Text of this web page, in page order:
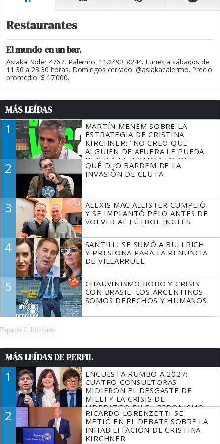
Restaurantes
El mundo en un bar.
Asiaka. Soler 4767, Palermo. 11.2492-8244. Lunes a sábados de
11.30 a 23.30 horas. Domingos cerrado. @asiakapalermo. Precio
promedio: $ 17.000.
MÁS LEÍDAS
1
MARTÍN MENEM SOBRE LA
ESTRATEGIA DE CRISTINA
KIRCHNER: "NO CREO QUE
ALGUIEN DE AFUERA LE PUEDA
DECIR A LA JUSTICIA LO QUE
TIENE QUE HACER"
2
QUÉ DIJO BARDEM DE LA
INVASIÓN DE CEUTA
3
ALEXIS MAC ALLISTER CUMPLIÓ
Y SE IMPLANTÓ PELO ANTES DE
VOLVER AL FÚTBOL INGLÉS
4
SANTILLI SE SUMÓ A BULLRICH
Y PRESIONA PARA LA RENUNCIA
DE VILLARRUEL
5
CHAUVINISMO BOBO Y CRISIS
CON BRASIL: LOS ARGENTINOS
SOMOS DERECHOS Y HUMANOS
Espacio Publicitario
MÁS LEÍDAS DE PERFIL
1
ENCUESTA RUMBO A 2027:
CUATRO CONSULTORAS
MIDIERON EL DESGASTE DE
MILEI Y LA CRISIS DE
LIDERAZGO EN EL PERONISMO
2
RICARDO LORENZETTI SE
METIÓ EN EL DEBATE SOBRE LA
INHABILITACIÓN DE CRISTINA
KIRCHNER